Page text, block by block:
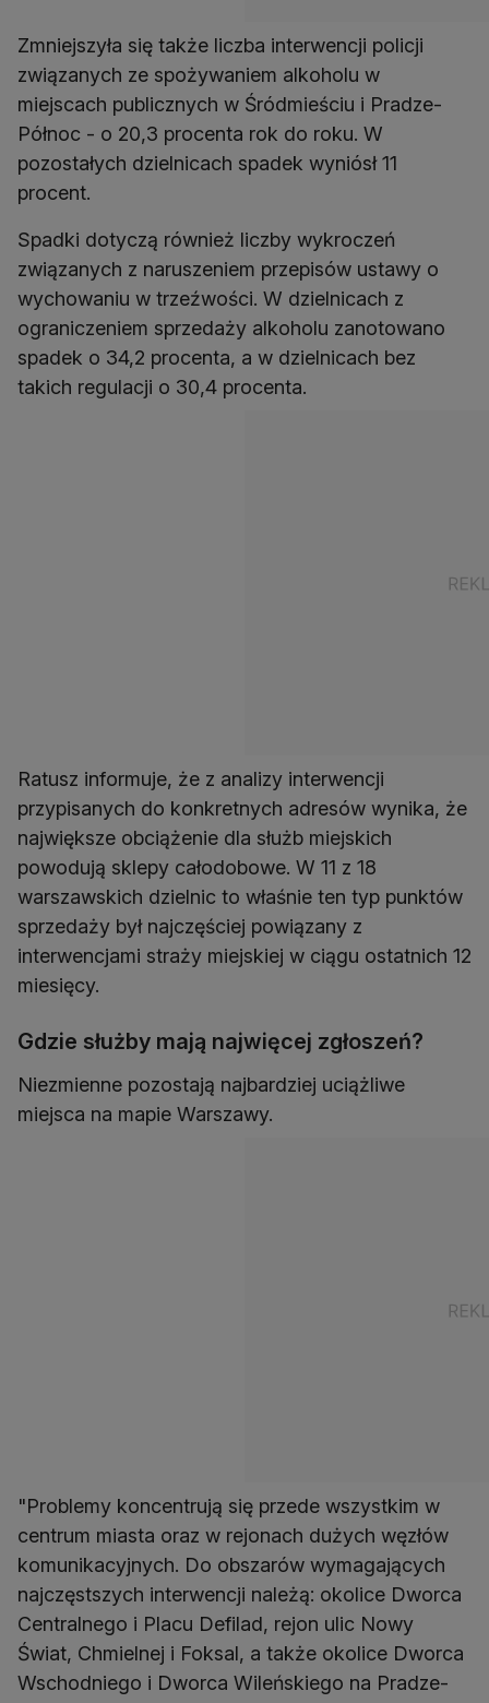
Zmniejszyła się także liczba interwencji policji
związanych ze spożywaniem alkoholu w
miejscach publicznych w Śródmieściu i Pradze-
Północ - o 20,3 procenta rok do roku. W
pozostałych dzielnicach spadek wyniósł 11
procent.
Spadki dotyczą również liczby wykroczeń
związanych z naruszeniem przepisów ustawy o
wychowaniu w trzeźwości. W dzielnicach z
ograniczeniem sprzedaży alkoholu zanotowano
spadek o 34,2 procenta, a w dzielnicach bez
takich regulacji o 30,4 procenta.
Ratusz informuje, że z analizy interwencji
przypisanych do konkretnych adresów wynika, że
największe obciążenie dla służb miejskich
powodują sklepy całodobowe. W 11 z 18
warszawskich dzielnic to właśnie ten typ punktów
sprzedaży był najczęściej powiązany z
interwencjami straży miejskiej w ciągu ostatnich 12
miesięcy.
Gdzie służby mają najwięcej zgłoszeń?
Niezmienne pozostają najbardziej uciążliwe
miejsca na mapie Warszawy.
"Problemy koncentrują się przede wszystkim w
centrum miasta oraz w rejonach dużych węzłów
komunikacyjnych. Do obszarów wymagających
najczęstszych interwencji należą: okolice Dworca
Centralnego i Placu Defilad, rejon ulic Nowy
Świat, Chmielnej i Foksal, a także okolice Dworca
Wschodniego i Dworca Wileńskiego na Pradze-